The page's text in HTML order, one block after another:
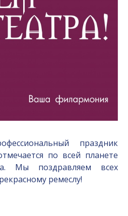
праздник
по всей планете
Мы поздравляем всех
ремеслу!